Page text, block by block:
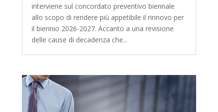
interviene sul concordato preventivo biennale
allo scopo di rendere più appetibile il rinnovo per
il biennio 2026-2027. Accanto a una revisione
delle cause di decadenza che...